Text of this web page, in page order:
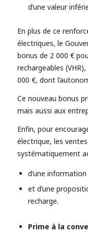
d’une valeur
En plus de ce
électriques, le
bonus de 2 000 €
rechargeables
000 €, dont
Ce nouveau bonus
mais aussi aux
Enfin, pour
électrique, les
systématiquement
d’une
et d’une
recharge.
Prime à la